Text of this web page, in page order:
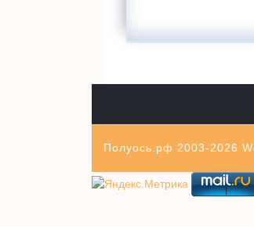
Полуось.рф 2003-2026